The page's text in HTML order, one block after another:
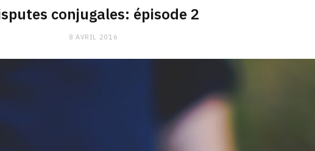
conjugales: épisode 2
8 AVRIL 2016